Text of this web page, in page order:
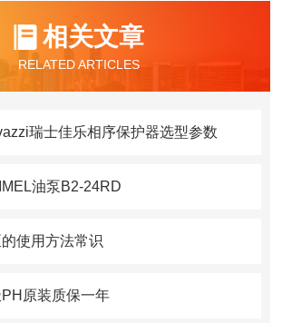
相关文章
RELATED ARTICLES
瑞士佳乐相序保护器选型参数
油泵B2-24RD
使用方法常识
原装质保一年